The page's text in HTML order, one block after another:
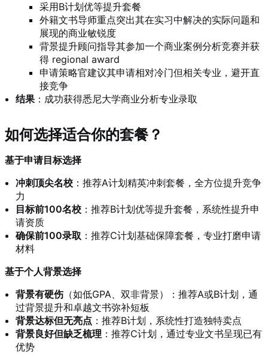
采用B计划优等提升套餐
外籍文书导师重点突出其在实习中解决的实际问题和
展现的商业敏锐度
背景提升顾问指导其参加一个商业案例分析竞赛并获
得 regional award
申请策略官建议其申请相对冷门但相关专业，避开直
接竞争
结果 ：成功获得悉尼大学商业分析专业录取
如何选择适合你的套餐？
基于申请目标选择
冲刺顶尖名校 ：推荐A计划精英冲刺套餐，全方位提升竞争
力
目标前100名校 ：推荐B计划优等提升套餐，系统性提升申
请资质
确保前100录取 ：推荐C计划基础保障套餐，专业打磨申请
材料
基于个人背景选择
背景有硬伤（如低GPA、双非背景）：推荐A或B计划，通
过背景提升和卓越文书弥补短板
背景达标但无亮点 ：推荐B计划，系统性打造独特卖点
背景良好但缺乏梳理 ：推荐C计划，通过专业文书呈现已有
优势